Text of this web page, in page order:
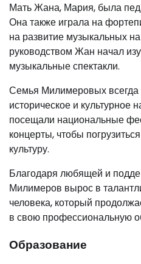
Мать Жана, Мария, была
Она также играла на
на развитие музыкальных
руководством Жан начал
музыкальные спектакли.
Семья Милимеровых
историческое и культурное
посещали национальные
концерты, чтобы
культуру.
Благодаря любящей и
Милимеров вырос в
человека, который
в свою профессиональную
Образование